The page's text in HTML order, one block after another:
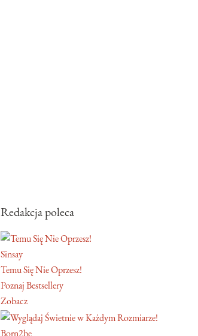
Redakcja poleca
Sinsay
Temu Się Nie Oprzesz!
Poznaj Bestsellery
Zobacz
Born2be